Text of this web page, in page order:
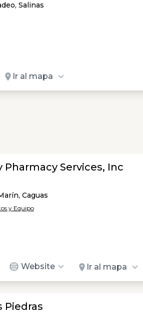
Salinas
Ir al mapa
Pharmacy Services, Inc
Caguas
y Equipo
Website Ir al mapa
Piedras